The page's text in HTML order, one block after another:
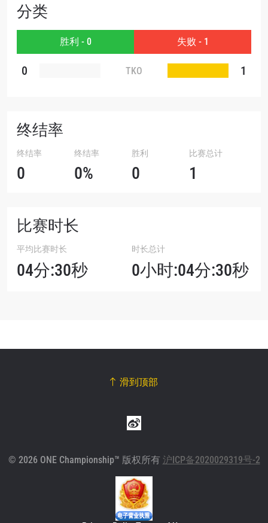
分类
胜利 - 0 失败 - 1
0 TKO 1
终结率
终结率
0
终结率
0%
胜利
0
比赛总计
1
比赛时长
平均比赛时长
04分:30秒
时长总计
0小时:04分:30秒
滑到顶部
© 2026 ONE Championship™ 版权所有 沪ICP备2020029319号-2
查看集锦
名字
订阅